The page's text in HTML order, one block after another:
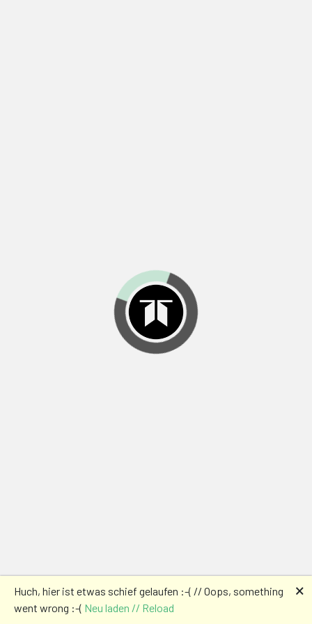
Huch, hier ist etwas schief gelaufen :-( // Oops, something
went wrong :-( Neu laden // Reload
🗙